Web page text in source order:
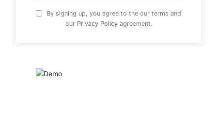
By signing up, you agree to the our terms and
our Privacy Policyagreement.